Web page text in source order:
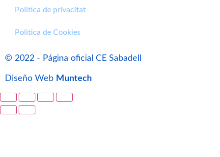
Politica de privacitat
Politica de Cookies
© 2022 - Página oficial CE Sabadell
Diseño Web Muntech